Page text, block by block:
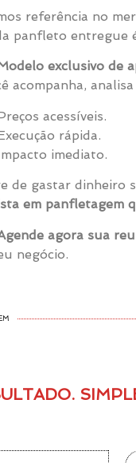
referência no
panfleto entregue
exclusivo de
acompanha,
acessíveis.
rápida.
imediato.
de gastar dinheiro
em panfletagem
agora sua
negócio.